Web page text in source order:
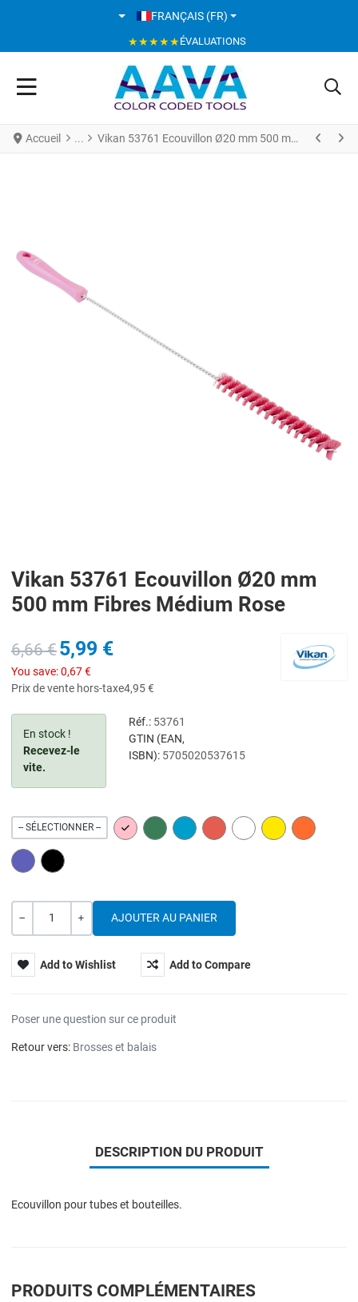
SÉLECTIONNEZ VOTRE LANGUE
FRANÇAIS (FR)
★★★★★ÉVALUATIONS
Accueil Vikan 53761 Ecouvillon Ø20 mm 500 mm Fibres Médium Rose
Vikan 53761 Ecouvillon Ø20 mm
500 mm Fibres Médium Rose
6,66 €5,99 €
You save:0,67 €
Prix de vente hors-taxe4,95 €
En stock !
Recevez-le
vite.
Réf.: 53761
GTIN (EAN,
ISBN): 5705020537615
-- SÉLECTIONNER -- PINK GREEN BLUE RED WHITE YELLOW ORANGE
PURPLE BLACK
Quantité
Add to Wishlist Add to Compare
Poser une question sur ce produit
Retour vers: Brosses et balais
DESCRIPTION DU PRODUIT
Ecouvillon pour tubes et bouteilles.
PRODUITS COMPLÉMENTAIRES